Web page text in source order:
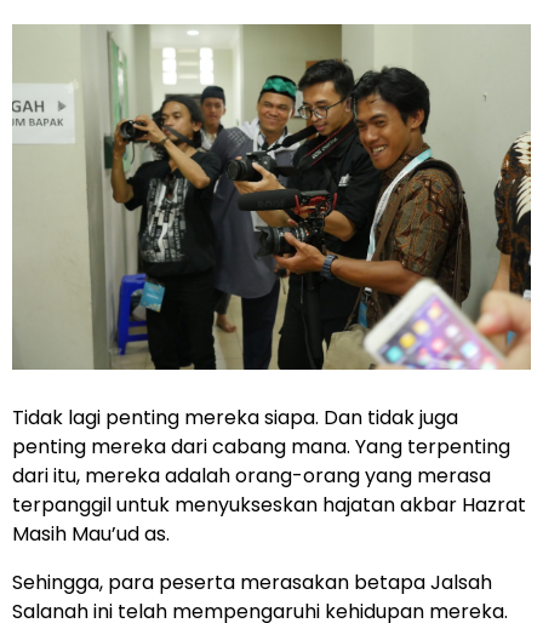
Tidak lagi penting mereka siapa. Dan tidak juga
penting mereka dari cabang mana. Yang terpenting
dari itu, mereka adalah orang-orang yang merasa
terpanggil untuk menyukseskan hajatan akbar Hazrat
Masih Mau’ud as.
Sehingga, para peserta merasakan betapa Jalsah
Salanah ini telah mempengaruhi kehidupan mereka.